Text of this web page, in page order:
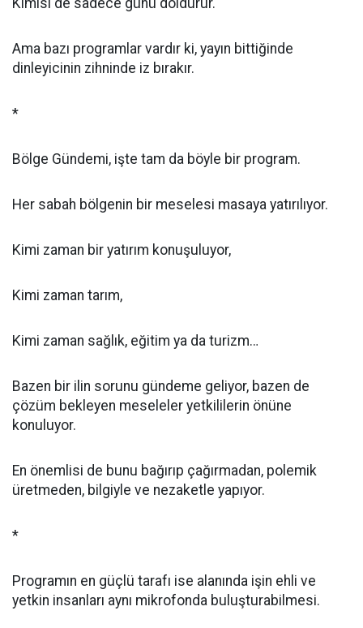
Kimisi de sadece günü doldurur.
Ama bazı programlar vardır ki, yayın bittiğinde
dinleyicinin zihninde iz bırakır.
*
Bölge Gündemi, işte tam da böyle bir program.
Her sabah bölgenin bir meselesi masaya yatırılıyor.
Kimi zaman bir yatırım konuşuluyor,
Kimi zaman tarım,
Kimi zaman sağlık, eğitim ya da turizm…
Bazen bir ilin sorunu gündeme geliyor, bazen de
çözüm bekleyen meseleler yetkililerin önüne
konuluyor.
En önemlisi de bunu bağırıp çağırmadan, polemik
üretmeden, bilgiyle ve nezaketle yapıyor.
*
Programın en güçlü tarafı ise alanında işin ehli ve
yetkin insanları aynı mikrofonda buluşturabilmesi.